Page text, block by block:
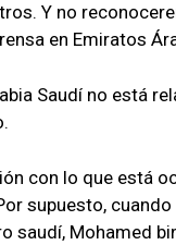
Y no
en Emiratos
Saudí no está
con lo que está
supuesto,
saudí, Mohamed